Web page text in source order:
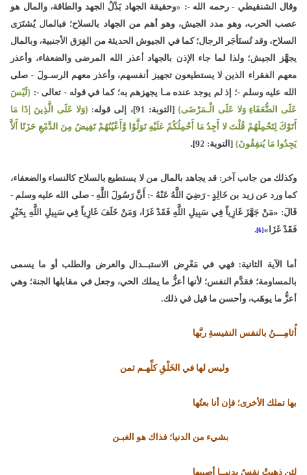
وقال الشنقيطي - رحمه الله -: «وحقيقة الجهاد بَذْلُ الجهد والطاقة، والمال هو
عصب الحرب، وهو مدد الجيش، وهو أهم من الجهاد بالسلاح؛ فبالمال يُشتَرَى
السلاح، وقد تُستَأجَر الرجال؛ كما في الجيوش الحديثة من الفِرَق الأجنبية، وبالمال
يجهَّز الجيش؛ ولذا لما جاء الإذن بالجهاد أعذر الله المرضى والضعفاء، وأعذر
معهم الفقراء الذين لا يستطيعون تجهيز أنفسهم، وأعذر معهم الرسـولَ - صلى
الله عليه وسلم -؛ إذ لم يوجد عنده مـا يجهزهم به؛ كما في قوله - تعالى -: {لَيْسَ
عَلَى الضُّعَفَاءِ وَلا عَلَى الْـمَرْضَى}[التوبة: 91]، إلى قوله:
{وَلا عَلَى الَّذِينَ إذَا مَا
أَتَوْكَ لِتَحْمِلَهُمْ قُلْتَ لا أَجِدُ مَا أَحْمِلُكُمْ عَلَيْهِ تَوَلَّوْا وَّأَعْيُنُهُمْ تَفِيضُ مِنَ الدَّمْعِ حَزَنًا أَلاَّ
يَجِدُوا مَا يُنفِقُونَ} [التوبة: 92].
وكذلك من جانب آخر: قد يجاهد بالمال من لا يستطيع بالسلاح كالنساء والضعفاء،
كما ورد عن زيد بن خَالِدٍ - رَضِيَ اللَّهُ عَنْهُ -: أَنَّ رَسُولَ اللَّهِ - صلى الله عليه وسلم -
قَالَ: «مَنْ جَهَّزَ غَازِياً فِي سَبِيلِ اللَّهِ فَقَدْ غَزَا، وَمَنْ خَلَفَ غَازِياً فِي سَبِيلِ اللَّهِ بِخَيْرٍ
فَقَدْ غَزَا»[6]
.
أما الآية الثانية: فهي في مَعْرِض الاستبــدال والعرض والطلب أو ما يسمى
بالمساومة؛ فقدَّم النفس؛ لأنها أعزُّ ما يملك الحي، وجعل في مقابلها الجنة؛ وهي
أعزُّ ما يوهَب، وأحسن ما قيل في ذلك.
أُثامِـــنُ بالنفس النفيسةِ ربَّها
وليس لها في الخَلْقِ كلِّهـم ثمن
بها تملك الأخرى؛ فإن أنا بعتُها
بشيء من الدنيا؛ فذاك هو الغبـن
لئن ذهبتْ نفسٌ بدنيــا أصيبها